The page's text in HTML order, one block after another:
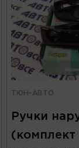
ТЮН-АВТО
Ручки
(комплект